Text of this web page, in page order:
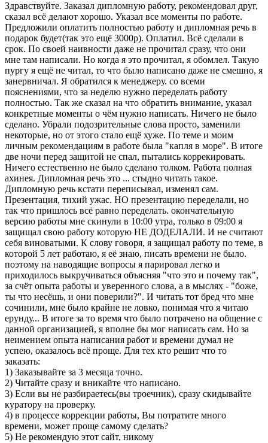
Здравствуйте. Заказал дипломную работу, рекомендовал друг,
сказал всё делают хорошо. Указал все моменты по работе.
Предложили оплатить полностью работу и дипломная речь в
подарок будет(так это ещё 3000р). Оплатил. Всё сделали в
срок. По своей наивности даже не прочитал сразу, что они
мне там написали. Но когда я это прочитал, я обомлел. Такую
пургу я ещё не читал, то что было написано даже не смешно, я
занервничал. Я обратился к менеджеру. со всеми
пояснениями, что за неделю нужно переделать работу
полностью. Так же сказал на что обратить внимание, указал
конкретные моменты о чём нужно написать. Ничего не было
сделано. Убрали подозрительные слова просто, заменили
некоторые, но от этого стало ещё хуже. По теме и моим
личным рекомендациям в работе была "капля в море". В итоге
две ночи перед защитой не спал, пытались коррекировать.
Ничего естественно не было сделано толком. Работа полная
ахинея. Дипломная речь это ... стыдно читать такое.
Дипломную речь кстати переписывал, изменял сам.
Презентация, тихий ужас. НО презентацию переделали, но
так что пришлось всё равно переделать. окончательную
версию работы мне скинули в 10:00 утра, только в 09:00 я
защищал свою работу которую НЕ ДОДЕЛАЛИ. И не считают
себя виноватыми. К слову говоря, я защищал работу по теме, в
которой 5 лет работаю, я её знаю, писать времени не было.
поэтому на наводящие вопросы я парировал легко и
приходилось выкручиваться объясняя "что это и почему так",
за счёт опыта работы и уверенного слова, а в мыслях - "боже,
ты что несёшь, и они поверили?". И читать тот бред что мне
сочинили, мне было крайне не ловко, понимая что я читаю
ерунду... В итоге за то время что было потрачено на общение с
данной организацией, я вполне бы мог написать сам. Но за
неимением опыта написания работ и времени думал не
успею, оказалось всё проще. Для тех кто решит что то
заказать:
1) Заказывайте за 3 месяца точно.
2) Читайте сразу и вникайте что написано.
3) Если вы не разбираетесь(вы троечник), сразу скидывайте
куратору на проверку.
4) в процессе коррекции работы, Вы потратите много
времени, может проще самому сделать?
5) Не рекомендую этот сайт, никому